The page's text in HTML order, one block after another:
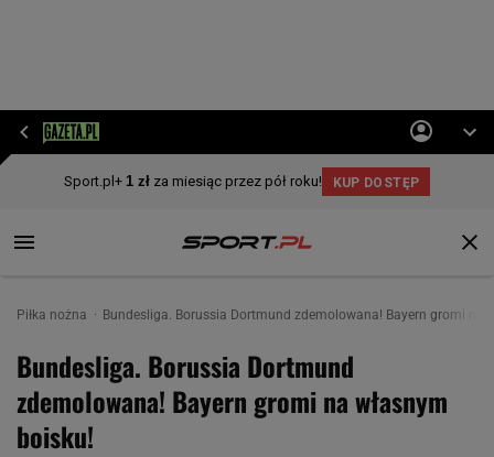
Piłka nożna Bundesliga. Borussia Dortmund zdemolowana! Bayern gromi na
Bundesliga. Borussia Dortmund
zdemolowana! Bayern gromi na własnym
boisku!